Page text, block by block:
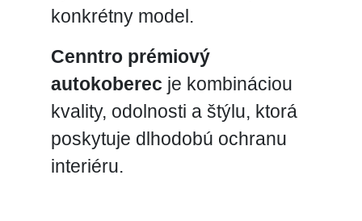
konkrétny model.
Cenntro prémiový
autokoberec je kombináciou
kvality, odolnosti a štýlu, ktorá
poskytuje dlhodobú ochranu
interiéru.